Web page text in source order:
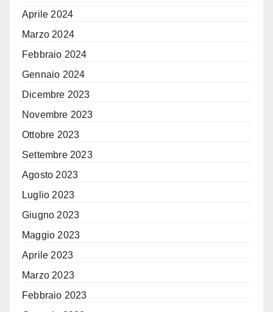
Aprile 2024
Marzo 2024
Febbraio 2024
Gennaio 2024
Dicembre 2023
Novembre 2023
Ottobre 2023
Settembre 2023
Agosto 2023
Luglio 2023
Giugno 2023
Maggio 2023
Aprile 2023
Marzo 2023
Febbraio 2023